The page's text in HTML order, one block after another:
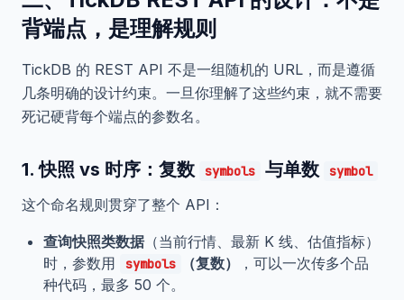
背端点，是理解规则
TickDB 的 REST API 不是一组随机的 URL，而是遵循
几条明确的设计约束。一旦你理解了这些约束，就不需要
死记硬背每个端点的参数名。
1. 快照 vs 时序：复数 symbols 与单数 symbol
这个命名规则贯穿了整个 API：
查询快照类数据（当前行情、最新 K 线、估值指标）
时，参数用
symbols （复数）
，可以一次传多个品
种代码，最多 50 个。